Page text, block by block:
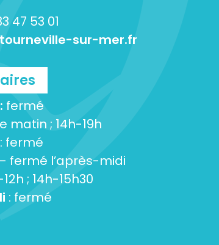
47 53 01
sur-mer.fr
fermé
matin ; 14h-19h
: fermé
fermé l’après-midi
; 14h-15h30
: fermé